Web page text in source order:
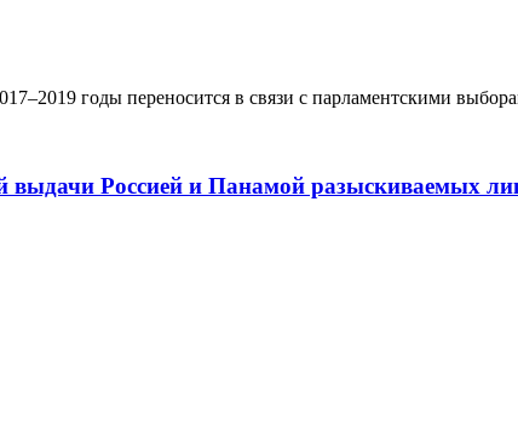
годы переносится в связи с парламентскими
выдачи Россией и Панамой разыскиваемых